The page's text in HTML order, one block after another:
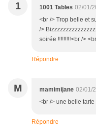
1 1001 Tables 02/01/
<br /> Trop belle et
/>
soirée !!!!!!!!!<br />
Répondre
M mamimijane 02/01/
<br /> une belle
Répondre